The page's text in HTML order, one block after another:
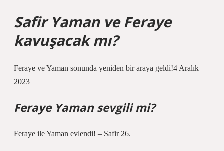
Safir Yaman ve Feraye
kavuşacak mı?
Feraye ve Yaman sonunda yeniden bir araya geldi!4 Aralık
2023
Feraye Yaman sevgili mi?
Feraye ile Yaman evlendi! – Safir 26.